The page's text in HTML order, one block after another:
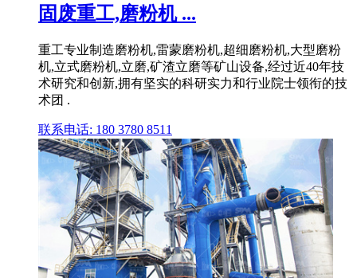
固废重工,磨粉机 ...
重工专业制造磨粉机,雷蒙磨粉机,超细磨粉机,大型磨粉
机,立式磨粉机,立磨,矿渣立磨等矿山设备,经过近40年技
术研究和创新,拥有坚实的科研实力和行业院士领衔的技
术团 .
联系电话: 180 3780 8511